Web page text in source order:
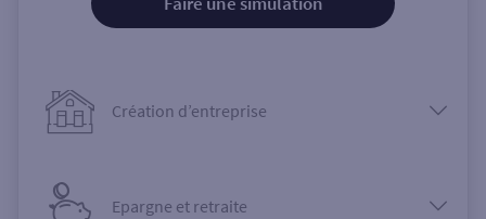
Création d’entreprise
Epargne et retraite